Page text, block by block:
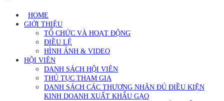
HOME
GIỚI THIỆU
TỔ CHỨC VÀ HOẠT ĐỘNG
ĐIỀU LỆ
HÌNH ẢNH & VIDEO
HỘI VIÊN
DANH SÁCH HỘI VIÊN
THỦ TỤC THAM GIA
DANH SÁCH CÁC THƯƠNG NHÂN ĐỦ ĐIỀU KIỆN
KINH DOANH XUẤT KHẨU GẠO